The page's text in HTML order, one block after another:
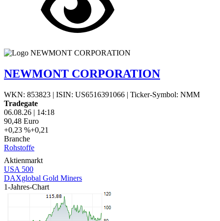
NEWMONT CORPORATION
WKN: 853823 | ISIN: US6516391066 | Ticker-Symbol: NMM
Tradegate
06.08.26 | 14:18
90,48 Euro
+0,23 %+0,21
Branche
Rohstoffe
Aktienmarkt
USA 500
DAXglobal Gold Miners
1-Jahres-Chart